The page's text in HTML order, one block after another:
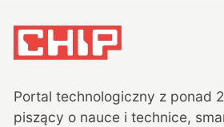
Portal technologiczny z ponad
piszący o nauce i technice,